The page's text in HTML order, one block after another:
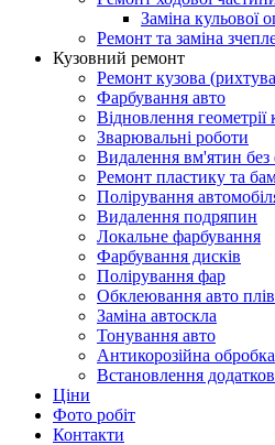
Заміна кульової
Ремонт та заміна
Кузовний ремонт
Ремонт кузова
Фарбування авто
Відновлення геометрії
Зварювальні роботи
Видалення вм'ятин без
Ремонт пластику та
Полірування
Видалення подряпин
Локальне фарбування
Фарбування дисків
Полірування фар
Обклеювання авто
Заміна автоскла
Тонування авто
Антикорозійна обробка
Встановлення
Ціни
Фото робіт
Контакти